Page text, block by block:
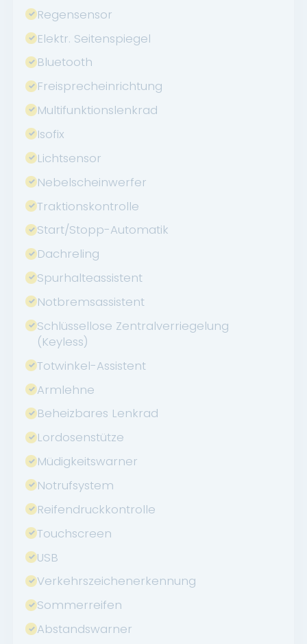
Regensensor
Elektr. Seitenspiegel
Bluetooth
Freisprecheinrichtung
Multifunktionslenkrad
Isofix
Lichtsensor
Nebelscheinwerfer
Traktionskontrolle
Start/Stopp-Automatik
Dachreling
Spurhalteassistent
Notbremsassistent
Schlüssellose Zentralverriegelung
(Keyless)
Totwinkel-Assistent
Armlehne
Beheizbares Lenkrad
Lordosenstütze
Müdigkeitswarner
Notrufsystem
Reifendruckkontrolle
Touchscreen
USB
Verkehrszeichenerkennung
Sommerreifen
Abstandswarner